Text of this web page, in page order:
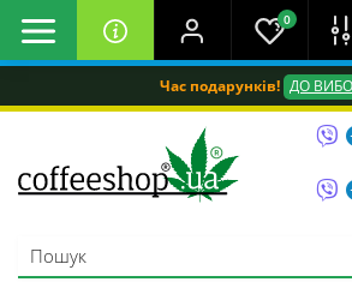
Час подарунків! ДО
0